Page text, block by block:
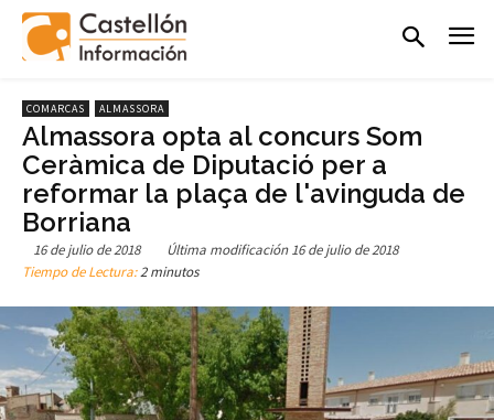
COMARCAS ALMASSORA
Almassora opta al concurs Som
Ceràmica de Diputació per a
reformar la plaça de l'avinguda de
Borriana
16 de julio de 2018 Última modificación 16 de julio de 2018
Tiempo de Lectura:2 minutos